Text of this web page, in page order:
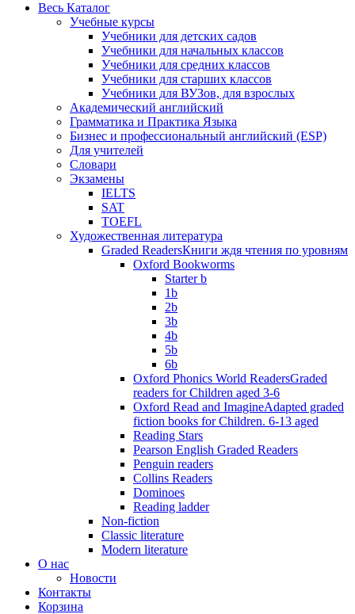
Весь Каталог
Учебные курсы
Учебники для детских садов
Учебники для начальных классов
Учебники для средних классов
Учебники для старших классов
Учебники для ВУЗов, для взрослых
Академический английский
Грамматика и Практика Языка
Бизнес и профессиональный английский (ESP)
Для учителей
Словари
Экзамены
IELTS
SAT
TOEFL
Художественная литература
Graded ReadersКниги ждя чтения по уровням
Oxford Bookworms
Starter b
1b
2b
3b
4b
5b
6b
Oxford Phonics World ReadersGraded
readers for Children aged 3-6
Oxford Read and ImagineAdapted graded
fiction books for Children. 6-13 aged
Reading Stars
Pearson English Graded Readers
Penguin readers
Collins Readers
Dominoes
Reading ladder
Non-fiction
Classic literature
Modern literature
О нас
Новости
Контакты
Корзина